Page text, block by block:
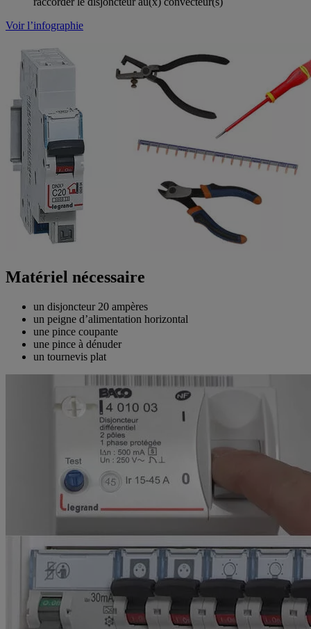
Voir l’infographie
Matériel nécessaire
un disjoncteur 20 ampères
un peigne d’alimentation horizontal
une pince coupante
une pince à dénuder
un tournevis plat